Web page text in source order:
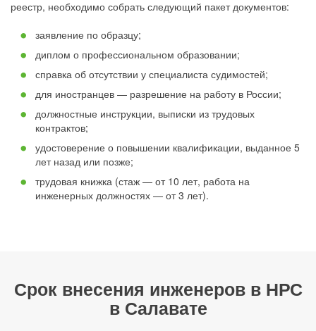
реестр, необходимо собрать следующий пакет документов:
заявление по образцу;
диплом о профессиональном образовании;
справка об отсутствии у специалиста судимостей;
для иностранцев — разрешение на работу в России;
должностные инструкции, выписки из трудовых
контрактов;
удостоверение о повышении квалификации, выданное 5
лет назад или позже;
трудовая книжка (стаж — от 10 лет, работа на
инженерных должностях — от 3 лет).
Срок внесения инженеров в НРС
в Салавате